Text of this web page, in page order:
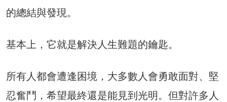
的總結與發現。
基本上，它就是解決人生難題的鑰匙。
所有人都會遭逢困境，大多數人會勇敢面對、堅
忍奮鬥，希望最終還是能見到光明。但對許多人